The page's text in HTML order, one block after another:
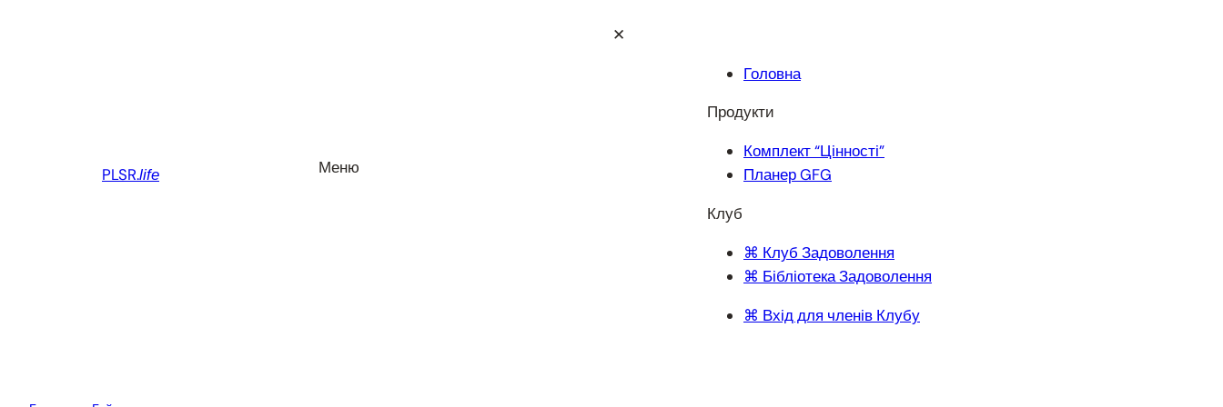
PLSR.life Меню
✕
Головна
Продукти
Комплект “Цінності”
Планер GFG
Клуб
⌘ Клуб Задоволення
⌘ Бібліотека Задоволення
⌘ Вхід для членів Клубу